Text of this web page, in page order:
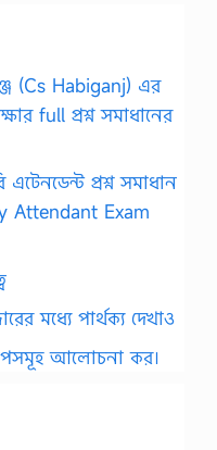
(Cs Habiganj) এর
full প্রশ্ন সমাধানের
প্রশ্ন সমাধান
Attendant Exam
মধ্যে পার্থক্য দেখাও
ধাপসমূহ আলোচনা কর।